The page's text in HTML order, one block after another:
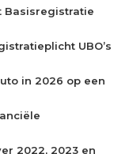
Basisregistratie
UBO’s
in 2026 op een
2022, 2023 en